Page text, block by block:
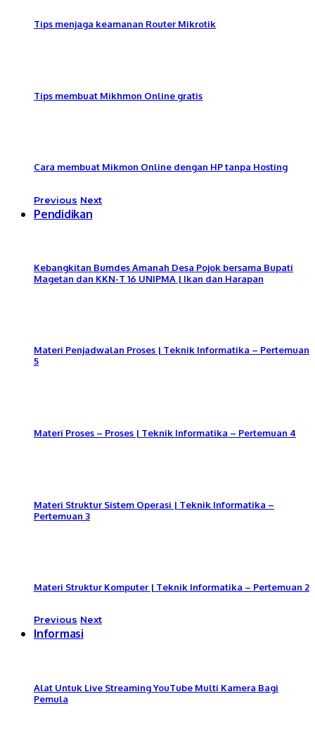
Tips menjaga keamanan Router Mikrotik
Tips membuat Mikhmon Online gratis
Cara membuat Mikmon Online dengan HP tanpa Hosting
Previous Next
Pendidikan
Kebangkitan Bumdes Amanah Desa Pojok bersama Bupati
Magetan dan KKN-T 16 UNIPMA | Ikan dan Harapan
Materi Penjadwalan Proses | Teknik Informatika – Pertemuan
5
Materi Proses – Proses | Teknik Informatika – Pertemuan 4
Materi Struktur Sistem Operasi | Teknik Informatika –
Pertemuan 3
Materi Struktur Komputer | Teknik Informatika – Pertemuan 2
Previous Next
Informasi
Alat Untuk Live Streaming YouTube Multi Kamera Bagi
Pemula